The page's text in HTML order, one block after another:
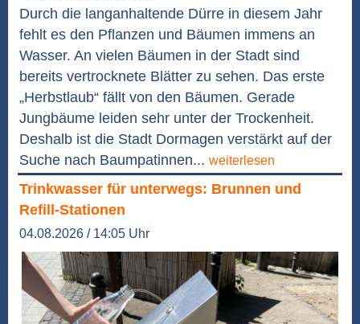
Durch die langanhaltende Dürre in diesem Jahr
fehlt es den Pflanzen und Bäumen immens an
Wasser. An vielen Bäumen in der Stadt sind
bereits vertrocknete Blätter zu sehen. Das erste
„Herbstlaub“ fällt von den Bäumen. Gerade
Jungbäume leiden sehr unter der Trockenheit.
Deshalb ist die Stadt Dormagen verstärkt auf der
Suche nach Baumpatinnen... weiterlesen
Trinkwasser für unterwegs: Brunnen und
Refill-Stationen
04.08.2026 / 14:05 Uhr